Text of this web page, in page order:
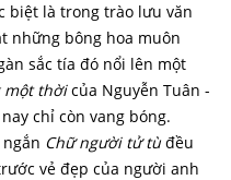
biệt là trong trào lưu văn
những bông hoa muôn
sắc tía đó nổi lên một
một thờicủa Nguyễn Tuân -
chỉ còn vang bóng.
Chữ người tử tùđều
vẻ đẹp của người anh